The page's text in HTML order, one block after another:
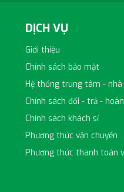
DỊCH VỤ
Giới thiệu
Chính sách bảo mật
Hệ thống trung tâm - nhà
Chính sách đổi - trả -
Chính sách khách sỉ
Phương thức vận chuyển
Phương thức thanh toán